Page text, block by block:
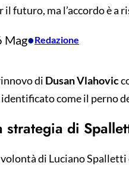
il futuro, ma l’accordo è a
Mag•Redazione
di Dusan Vlahovic
identificato come il perno
strategia di
volontà di Luciano Spalletti